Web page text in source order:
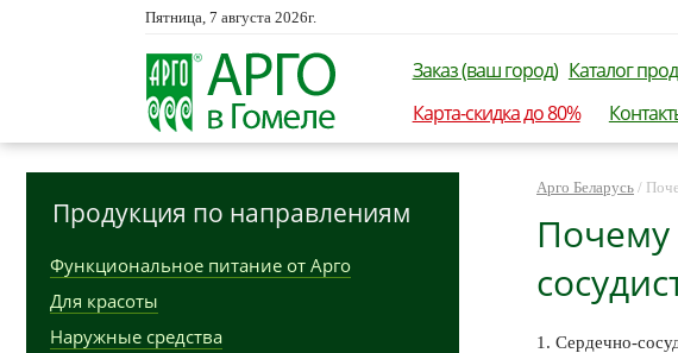
Пятница, 7 августа 2026г.
Заказ (ваш город) Каталог
Карта-скидка до 80%
Арго Беларусь /
Почему
1. Сердечно-
Продукция по направлениям
Функциональное питание от Арго
Для красоты
Наружные средства